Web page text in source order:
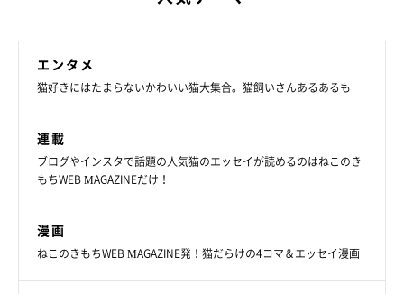
エンタメ
猫好きにはたまらないかわいい猫大集合。猫飼いさんあるあるも
連載
ブログやインスタで話題の人気猫のエッセイが読めるのはねこのき
もちWEB MAGAZINEだけ！
漫画
ねこのきもちWEB MAGAZINE発！猫だらけの4コマ＆エッセイ漫画